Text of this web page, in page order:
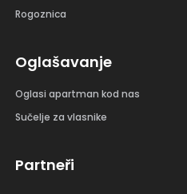
Rogoznica
Oglašavanje
Oglasi apartman kod nas
Sučelje za vlasnike
Partneři